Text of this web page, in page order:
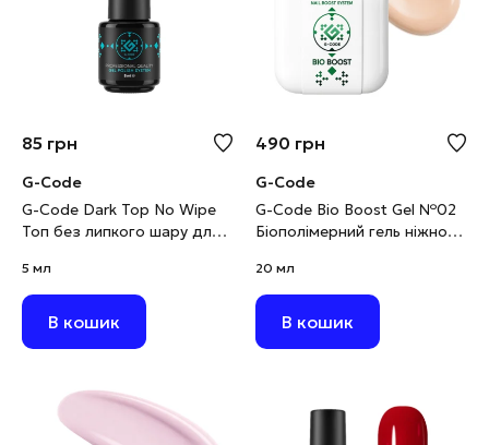
85 грн
G-Code
G-Code Dark Top No Wipe
Топ без липкого шару для
5 мл
5 мл
В кошик
490 грн
G-Code
G-Code Bio Boost Gel №02
Біополімерний гель ніжно-
20 мл
В кошик